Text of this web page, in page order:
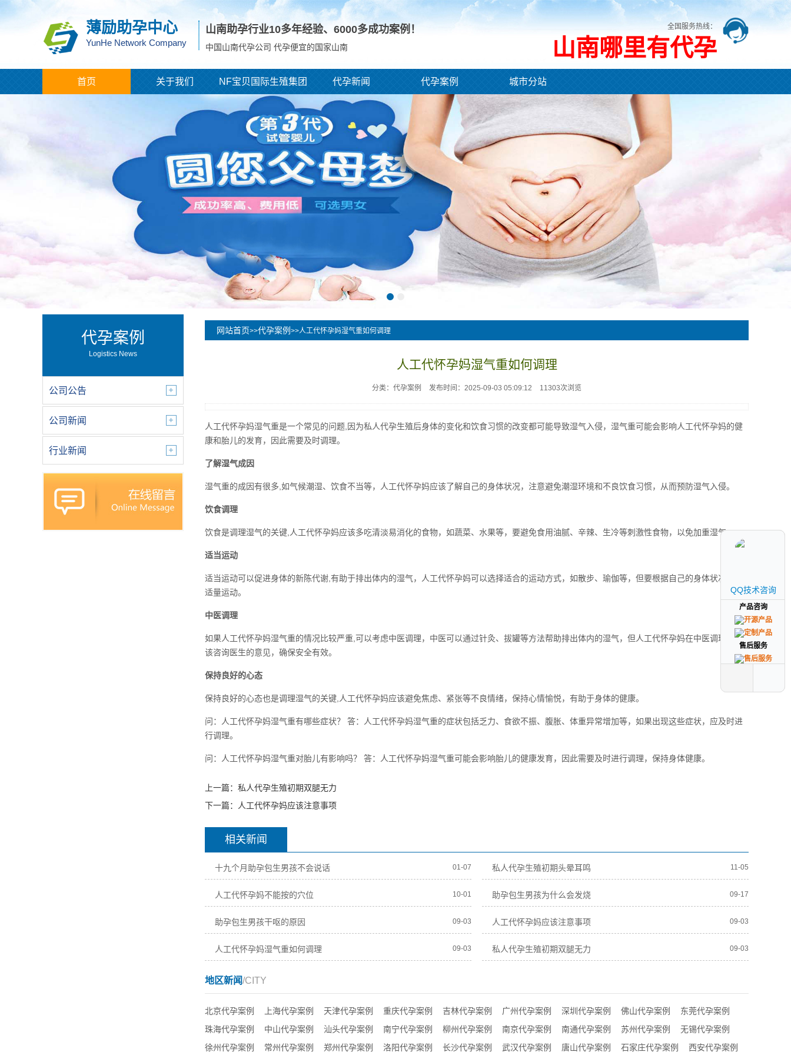
薄励助孕中心
YunHe Network Company
山南助孕行业10多年经验、 6000多成功案例！
中国山南代孕公司 代孕便宜的国家山南
全国服务热线：
山南哪里有代孕
首页 关于我们 NF宝贝国际生殖集团 代孕新闻 代孕案例 城市分站
代孕案例
Logistics News
公司公告
公司新闻
行业新闻
网站首页>>代孕案例 >>人工代怀孕妈湿气重如何调理
人工代怀孕妈湿气重如何调理
分类：代孕案例 发布时间：2025-09-03 05:09:12 11303次浏览
人工代怀孕妈湿气重是一个常见的问题,因为私人代孕生殖后身体的变化和饮食习惯的改变都可能导致湿气入侵，湿气重可能会影响人工代怀孕妈的健
康和胎儿的发育，因此需要及时调理。
了解湿气成因
湿气重的成因有很多,如气候潮湿、饮食不当等，人工代怀孕妈应该了解自己的身体状况，注意避免潮湿环境和不良饮食习惯，从而预防湿气入侵。
饮食调理
饮食是调理湿气的关键,人工代怀孕妈应该多吃清淡易消化的食物，如蔬菜、水果等，要避免食用油腻、辛辣、生冷等刺激性食物，以免加重湿气。
适当运动
适当运动可以促进身体的新陈代谢,有助于排出体内的湿气，人工代怀孕妈可以选择适合的运动方式，如散步、瑜伽等，但要根据自己的身体状况进行
适量运动。
中医调理
如果人工代怀孕妈湿气重的情况比较严重,可以考虑中医调理，中医可以通过针灸、拔罐等方法帮助排出体内的湿气，但人工代怀孕妈在中医调理前应
该咨询医生的意见，确保安全有效。
保持良好的心态
保持良好的心态也是调理湿气的关键,人工代怀孕妈应该避免焦虑、紧张等不良情绪，保持心情愉悦，有助于身体的健康。
问：人工代怀孕妈湿气重有哪些症状？ 答：人工代怀孕妈湿气重的症状包括乏力、食欲不振、腹胀、体重异常增加等，如果出现这些症状，应及时进
行调理。
问：人工代怀孕妈湿气重对胎儿有影响吗？ 答：人工代怀孕妈湿气重可能会影响胎儿的健康发育，因此需要及时进行调理，保持身体健康。
上一篇： 私人代孕生殖初期双腿无力
下一篇：
人工代怀孕妈应该注意事项
相关新闻
十九个月助孕包生男孩不会说话 01-07 私人代孕生殖初期头晕耳鸣 11-05
人工代怀孕妈不能按的穴位 10-01 助孕包生男孩为什么会发烧 09-17
助孕包生男孩干呕的原因 09-03 人工代怀孕妈应该注意事项 09-03
人工代怀孕妈湿气重如何调理 09-03 私人代孕生殖初期双腿无力 09-03
地区新闻/CITY
北京代孕案例 上海代孕案例 天津代孕案例 重庆代孕案例 吉林代孕案例 广州代孕案例 深圳代孕案例 佛山代孕案例
东莞代孕案例
珠海代孕案例
中山代孕案例 汕头代孕案例 南宁代孕案例 柳州代孕案例 南京代孕案例 南通代孕案例 苏州代孕案例
无锡代孕案例
徐州代孕案例
常州代孕案例 郑州代孕案例 洛阳代孕案例 长沙代孕案例 武汉代孕案例 唐山代孕案例 石家庄代孕案例 西安代孕案例
QQ技术咨询
产品咨询
售后服务
QQ技术咨询
产品咨询
售后服务